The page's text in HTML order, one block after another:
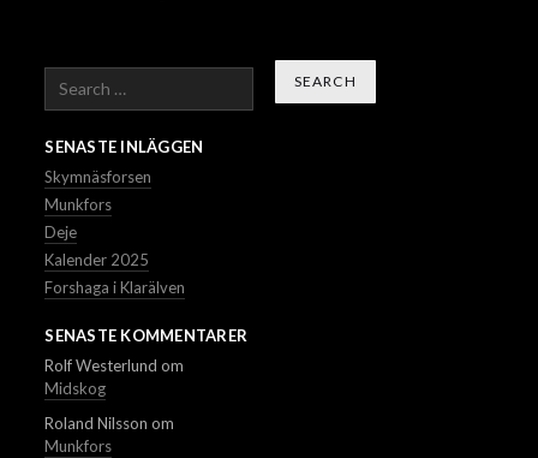
Search
SENASTE INLÄGGEN
Skymnäsforsen
Munkfors
Deje
Kalender 2025
Forshaga i Klarälven
SENASTE KOMMENTARER
Rolf Westerlund om
Midskog
Roland Nilsson om
Munkfors